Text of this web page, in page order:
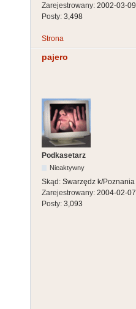
Zarejestrowany: 2002-03-09
Posty: 3,498
Strona
pajero
Podkasetarz
Nieaktywny
Skąd: Swarzędz k/Poznania
Zarejestrowany: 2004-02-07
Posty: 3,093